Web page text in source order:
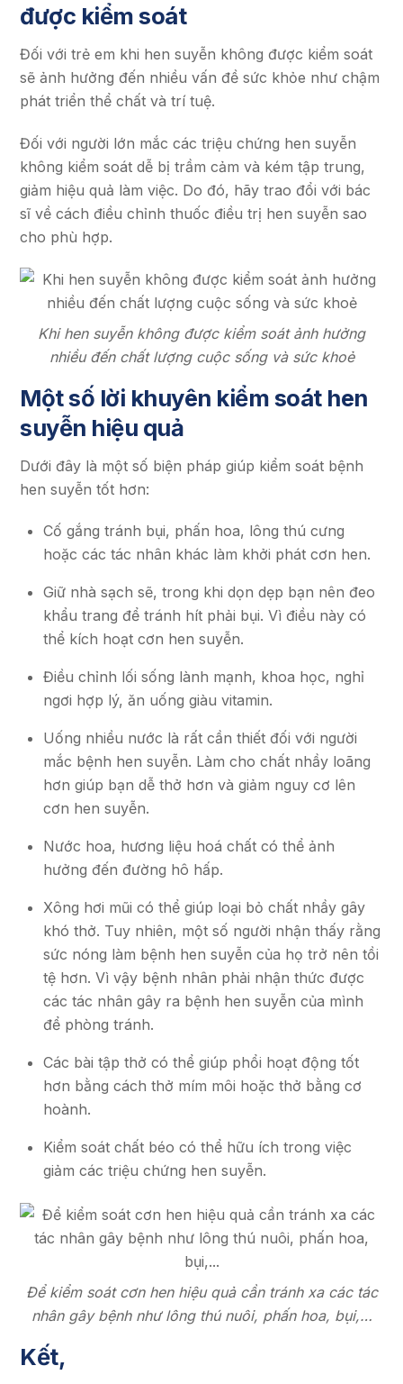
được kiểm soát
Đối với trẻ em khi hen suyễn không được kiểm soát
sẽ ảnh hưởng đến nhiều vấn đề sức khỏe như chậm
phát triển thể chất và trí tuệ.
Đối với người lớn mắc các triệu chứng hen suyễn
không kiểm soát dễ bị trầm cảm và kém tập trung,
giảm hiệu quả làm việc. Do đó, hãy trao đổi với bác
sĩ về cách điều chỉnh thuốc điều trị hen suyễn sao
cho phù hợp.
Khi hen suyễn không được kiểm soát ảnh hưởng
nhiều đến chất lượng cuộc sống và sức khoẻ
Một số lời khuyên kiểm soát hen
suyễn hiệu quả
Dưới đây là một số biện pháp giúp kiểm soát bệnh
hen suyễn tốt hơn:
Cố gắng tránh bụi, phấn hoa, lông thú cưng
hoặc các tác nhân khác làm khởi phát cơn hen.
Giữ nhà sạch sẽ, trong khi dọn dẹp bạn nên đeo
khẩu trang để tránh hít phải bụi. Vì điều này có
thể kích hoạt cơn hen suyễn.
Điều chỉnh lối sống lành mạnh, khoa học, nghỉ
ngơi hợp lý, ăn uống giàu vitamin.
Uống nhiều nước là rất cần thiết đối với người
mắc bệnh hen suyễn. Làm cho chất nhầy loãng
hơn giúp bạn dễ thở hơn và giảm nguy cơ lên ​​
cơn hen suyễn.
Nước hoa, hương liệu hoá chất có thể ảnh
hưởng đến đường hô hấp.
Xông hơi mũi có thể giúp loại bỏ chất nhầy gây
khó thở. Tuy nhiên, một số người nhận thấy rằng
sức nóng làm bệnh hen suyễn của họ trở nên tồi
tệ hơn. Vì vậy bệnh nhân phải nhận thức được
các tác nhân gây ra bệnh hen suyễn của mình
để phòng tránh.
Các bài tập thở có thể giúp phổi hoạt động tốt
hơn bằng cách thở mím môi hoặc thở bằng cơ
hoành.
Kiểm soát chất béo có thể hữu ích trong việc
giảm các triệu chứng hen suyễn.
Để kiểm soát cơn hen hiệu quả cần tránh xa các tác
nhân gây bệnh như lông thú nuôi, phấn hoa, bụi,…
Kết,